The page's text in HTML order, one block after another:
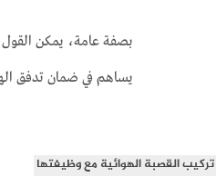
بصفة عامة، يمكن القول
يساهم في ضمان تدفق
القصبة الهوائية مع وظيفتها